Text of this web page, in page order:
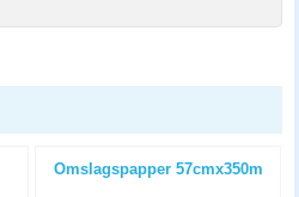
Omslagspapper 57cmx350m